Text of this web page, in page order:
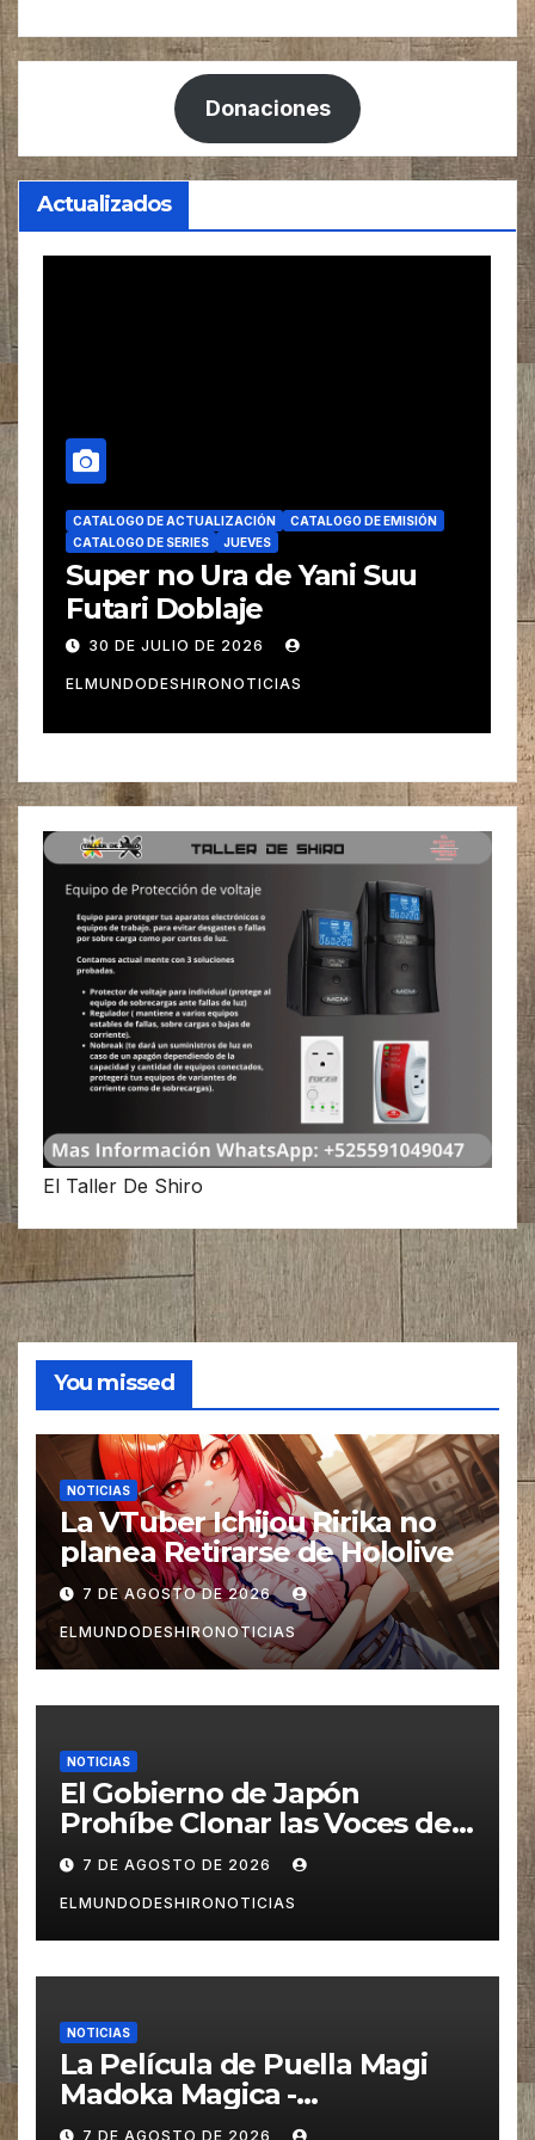
Donaciones
Actualizados
CATALOGO DE ACTUALIZACIÓN
CATALOGO DE EMISIÓN
CATALOGO DE SERIES
JUEVES
Super no Ura de Yani Suu
Futari Doblaje
30 DE JULIO DE 2026
ELMUNDODESHIRONOTICIAS
El Taller De Shiro
You missed
NOTICIAS
La VTuber Ichijou Ririka no
planea Retirarse de Hololive
7 DE AGOSTO DE 2026
ELMUNDODESHIRONOTICIAS
NOTICIAS
El Gobierno de Japón
Prohíbe Clonar las Voces de
los Seiyuus con IA
7 DE AGOSTO DE 2026
ELMUNDODESHIRONOTICIAS
NOTICIAS
La Película de Puella Magi
Madoka Magica -
Walpurgisnacht Rising-
7 DE AGOSTO DE 2026